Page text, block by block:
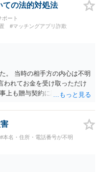
ての法的対処法
ート
#マッチングアプリ詐欺
。 当時の相手方の内心は不明
われてお金を受け取っただけ
上も贈与契約に該当すると思
してください。 ご不安であれ
かもしれません。 以上、ご参
#本名・住所・電話番号が不明